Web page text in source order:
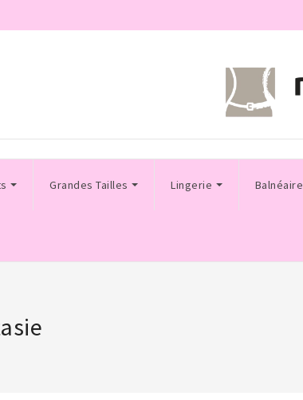
Grandes Tailles Lingerie Balnéaire